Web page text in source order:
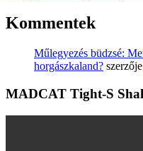
Kommentek
Műlegyezés büdzsé:
horgászkaland? szerzője
MADCAT Tight-S